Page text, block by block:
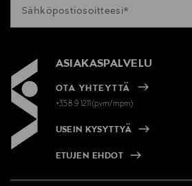
ASIAKASPALVELU
OTA YHTEYTTÄ
+358 9 1211(pvm/mpm)
USEIN KYSYTTYÄ
ETUJEN EHDOT